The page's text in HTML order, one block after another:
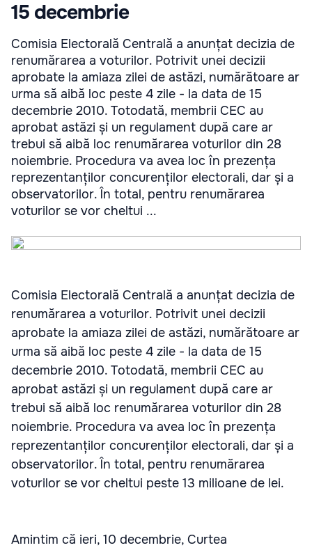
15 decembrie
Comisia Electorală Centrală a anunțat decizia de
renumărarea a voturilor. Potrivit unei decizii
aprobate la amiaza zilei de astăzi, numărătoare ar
urma să aibă loc peste 4 zile - la data de 15
decembrie 2010. Totodată, membrii CEC au
aprobat astăzi și un regulament după care ar
trebui să aibă loc renumărarea voturilor din 28
noiembrie. Procedura va avea loc în prezența
reprezentanților concurenților electorali, dar și a
observatorilor. În total, pentru renumărarea
voturilor se vor cheltui ...
Comisia Electorală Centrală a anunțat decizia de
renumărarea a voturilor. Potrivit unei decizii
aprobate la amiaza zilei de astăzi, numărătoare ar
urma să aibă loc peste 4 zile - la data de 15
decembrie 2010. Totodată, membrii CEC au
aprobat astăzi și un regulament după care ar
trebui să aibă loc renumărarea voturilor din 28
noiembrie. Procedura va avea loc în prezența
reprezentanților concurenților electorali, dar și a
observatorilor. În total, pentru renumărarea
voturilor se vor cheltui peste 13 milioane de lei.
Amintim că ieri, 10 decembrie, Curtea